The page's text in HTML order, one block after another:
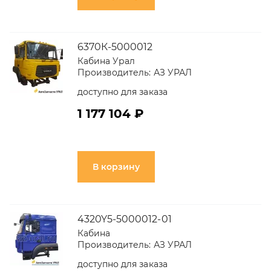
6370К-5000012
Кабина Урал
Производитель: АЗ УРАЛ
доступно для заказа
1 177 104 ₽
В корзину
4320Y5-5000012-01
Кабина
Производитель: АЗ УРАЛ
доступно для заказа